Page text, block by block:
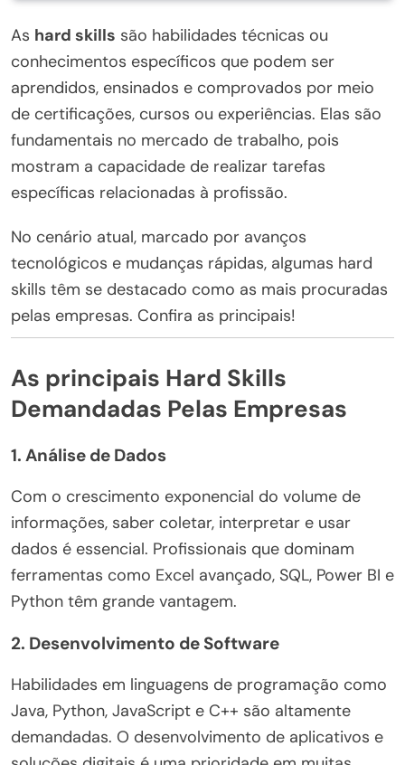
As hard skills são habilidades técnicas ou
conhecimentos específicos que podem ser
aprendidos, ensinados e comprovados por meio
de certificações, cursos ou experiências. Elas são
fundamentais no mercado de trabalho, pois
mostram a capacidade de realizar tarefas
específicas relacionadas à profissão.
No cenário atual, marcado por avanços
tecnológicos e mudanças rápidas, algumas hard
skills têm se destacado como as mais procuradas
pelas empresas. Confira as principais!
As principais Hard Skills
Demandadas Pelas Empresas
1. Análise de Dados
Com o crescimento exponencial do volume de
informações, saber coletar, interpretar e usar
dados é essencial. Profissionais que dominam
ferramentas como Excel avançado, SQL, Power BI e
Python têm grande vantagem.
2. Desenvolvimento de Software
Habilidades em linguagens de programação como
Java, Python, JavaScript e C++ são altamente
demandadas. O desenvolvimento de aplicativos e